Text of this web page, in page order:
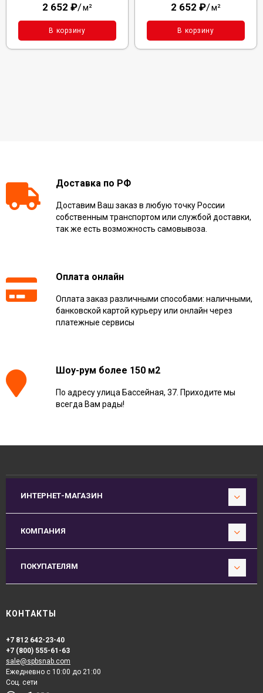
2 652 ₽/м²
В корзину
2 652 ₽/м²
В корзину
Доставка по РФ
Доставим Ваш заказ в любую точку России
собственным транспортом или службой доставки,
так же есть возможность самовывоза.
Оплата онлайн
Оплата заказ различными способами: наличными,
банковской картой курьеру или онлайн через
платежные сервисы
Шоу-рум более 150 м2
По адресу улица Бассейная, 37. Приходите мы
всегда Вам рады!
ИНТЕРНЕТ-МАГАЗИН
КОМПАНИЯ
ПОКУПАТЕЛЯМ
КОНТАКТЫ
+7 812 642-23-40
+7 (800) 555-61-63
sale@spbsnab.com
Ежедневно с 10:00 до 21:00
Соц. сети